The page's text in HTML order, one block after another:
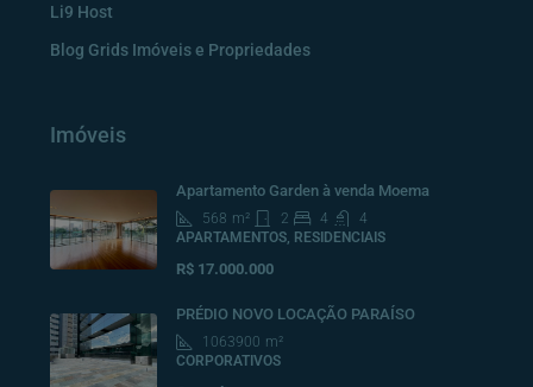
Li9 Host
Blog Grids Imóveis e Propriedades
Imóveis
Apartamento Garden à venda Moema
568 m² 2 4
4
APARTAMENTOS, RESIDENCIAIS
R$ 17.000.000
PRÉDIO NOVO LOCAÇÃO PARAÍSO
1063900 m²
CORPORATIVOS